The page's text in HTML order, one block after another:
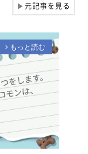
▶元記事を見る
arrow_forward_ios もっと読む